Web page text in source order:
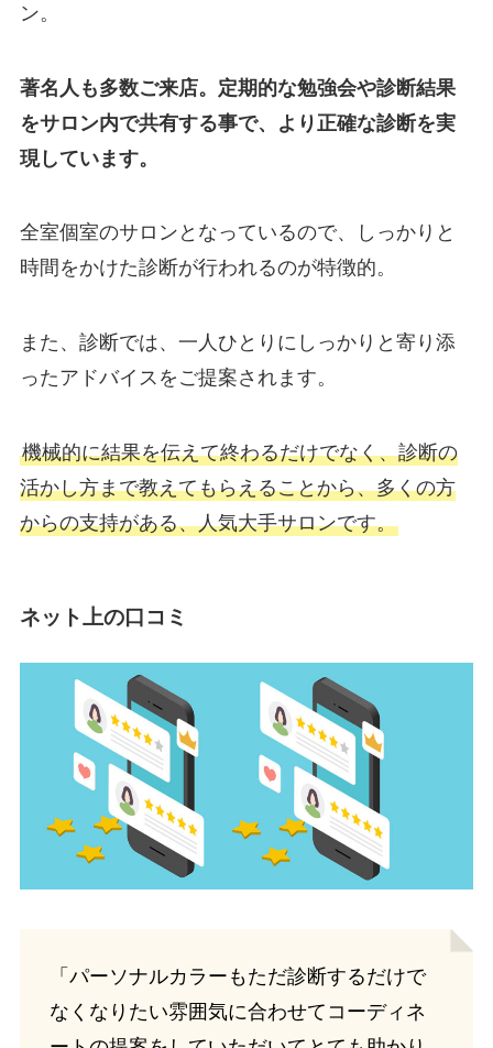
ン。
著名人も多数ご来店。定期的な勉強会や診断結果
をサロン内で共有する事で、より正確な診断を実
現しています。
全室個室のサロンとなっているので、しっかりと
時間をかけた診断が行われるのが特徴的。
また、診断では、一人ひとりにしっかりと寄り添
ったアドバイスをご提案されます。
機械的に結果を伝えて終わるだけでなく、診断の
活かし方まで教えてもらえることから、多くの方
からの支持がある、人気大手サロンです。
ネット上の口コミ
「パーソナルカラーもただ診断するだけで
なくなりたい雰囲気に合わせてコーディネ